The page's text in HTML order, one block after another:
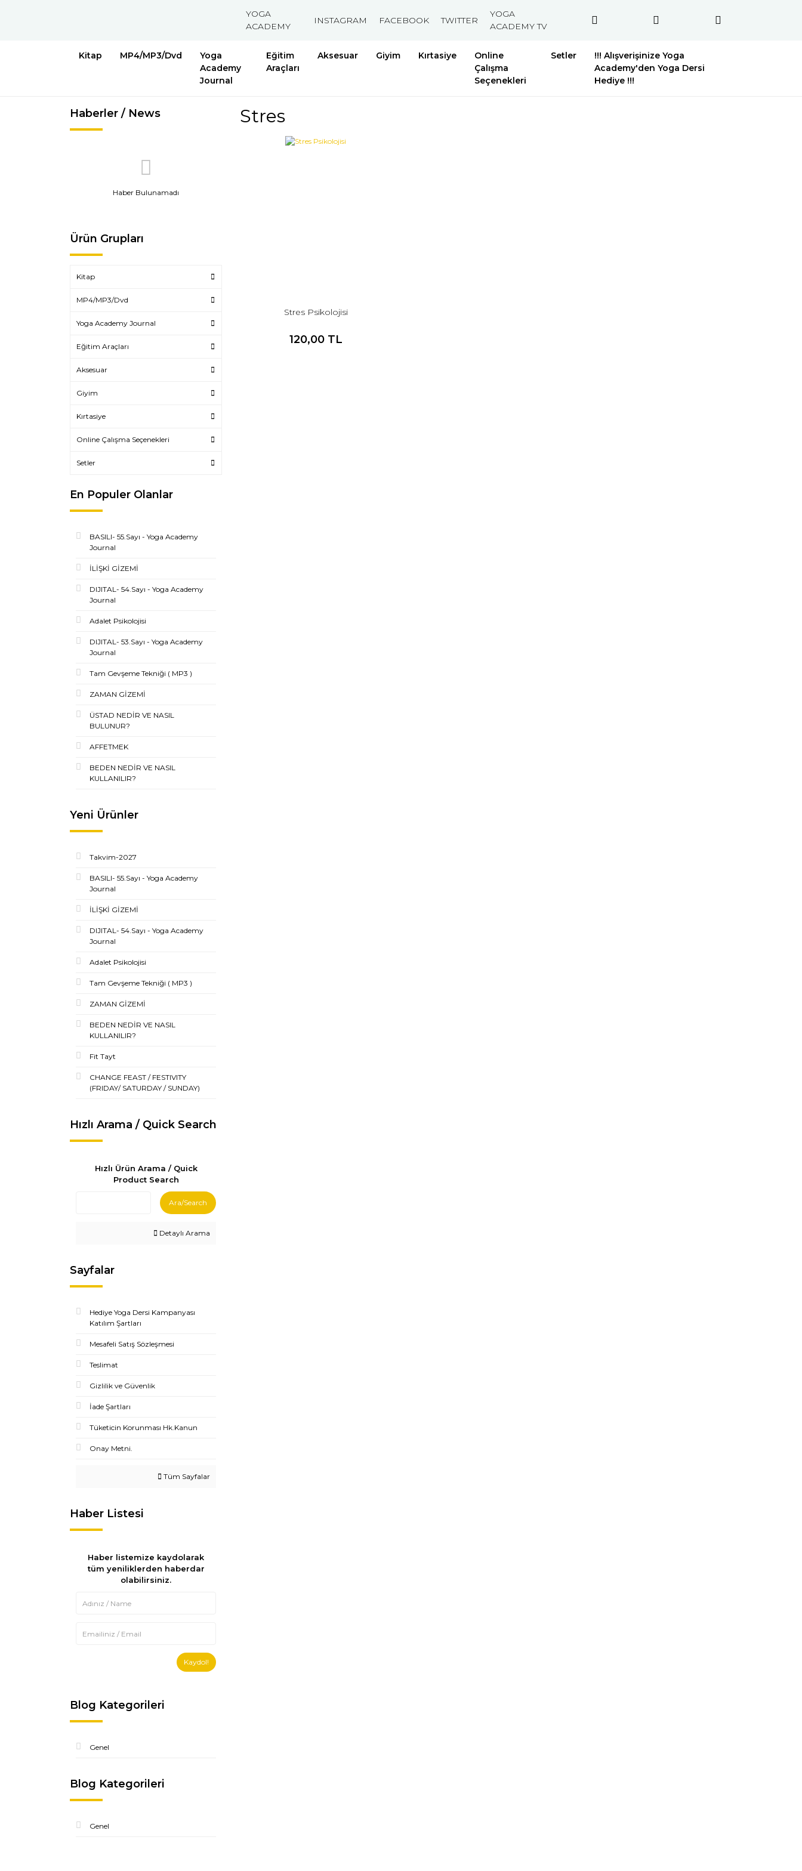
YOGA
ACADEMY
INSTAGRAM FACEBOOK TWITTER
YOGA
ACADEMY TV
Kitap MP4/MP3/Dvd
Yoga
Academy
Journal
Eğitim
Araçları
Aksesuar Giyim Kırtasiye
Online
Çalışma
Seçenekleri
Setler
!!! Alışverişinize Yoga
Academy'den Yoga Dersi
Hediye !!!
Haberler / News
Haber Bulunamadı
Ürün Grupları
Kitap
MP4/MP3/Dvd
Yoga Academy Journal
Eğitim Araçları
Aksesuar
Giyim
Kırtasiye
Online Çalışma Seçenekleri
Setler
En Populer Olanlar
BASILI- 55.Sayı - Yoga Academy
Journal
İLİŞKİ GİZEMİ
DIJITAL- 54.Sayı - Yoga Academy
Journal
Adalet Psikolojisi
DIJITAL- 53.Sayı - Yoga Academy
Journal
Tam Gevşeme Tekniği ( MP3 )
ZAMAN GİZEMİ
ÜSTAD NEDİR VE NASIL
BULUNUR?
AFFETMEK
BEDEN NEDİR VE NASIL
KULLANILIR?
Yeni Ürünler
Takvim-2027
BASILI- 55.Sayı - Yoga Academy
Journal
İLİŞKİ GİZEMİ
DIJITAL- 54.Sayı - Yoga Academy
Journal
Adalet Psikolojisi
Tam Gevşeme Tekniği ( MP3 )
ZAMAN GİZEMİ
BEDEN NEDİR VE NASIL
KULLANILIR?
Fit Tayt
CHANGE FEAST / FESTIVITY
(FRIDAY/ SATURDAY / SUNDAY)
Hızlı Arama / Quick Search
Hızlı Ürün Arama / Quick
Product Search
Ara/Search
Detaylı Arama
Sayfalar
Hediye Yoga Dersi Kampanyası
Katılım Şartları
Mesafeli Satış Sözleşmesi
Teslimat
Gizlilik ve Güvenlik
İade Şartları
Tüketicin Korunması Hk.Kanun
Onay Metni.
Tüm Sayfalar
Haber Listesi
Haber listemize kaydolarak
tüm yeniliklerden haberdar
olabilirsiniz.
Kaydol!
Blog Kategorileri
Genel
Blog Kategorileri
Genel
Stres
Stres Psikolojisi
120,00 TL